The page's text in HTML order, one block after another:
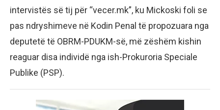
intervistës së tij për “vecer.mk”, ku Mickoski foli se
pas ndryshimeve në Kodin Penal të propozuara nga
deputetë të OBRM-PDUKM-së, më zëshëm kishin
reaguar disa individë nga ish-Prokuroria Speciale
Publike (PSP).